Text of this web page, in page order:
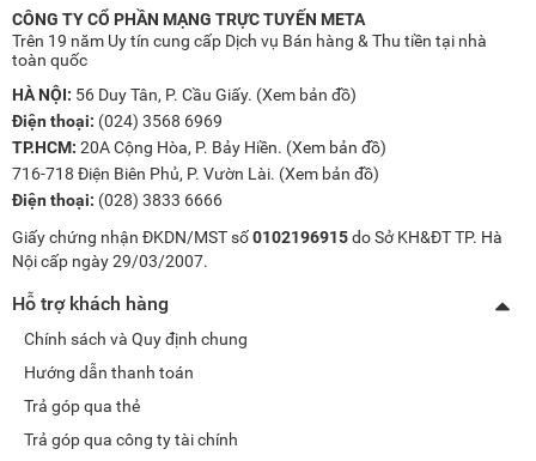
CÔNG TY CỔ PHẦN MẠNG TRỰC TUYẾN META
Trên 19 năm Uy tín cung cấp Dịch vụ Bán hàng & Thu tiền tại nhà
toàn quốc
HÀ NỘI: 56 Duy Tân, P. Cầu Giấy. (Xem bản đồ)
Điện thoại: (024) 3568 6969
TP.HCM: 20A Cộng Hòa, P. Bảy Hiền. (Xem bản đồ)
716-718 Điện Biên Phủ, P. Vườn Lài. (Xem bản đồ)
Điện thoại: (028) 3833 6666
Giấy chứng nhận ĐKDN/MST số0102196915do Sở KH&ĐT TP. Hà
Nội cấp ngày 29/03/2007.
Hỗ trợ khách hàng
Chính sách và Quy định chung
Hướng dẫn thanh toán
Trả góp qua thẻ
Trả góp qua công ty tài chính